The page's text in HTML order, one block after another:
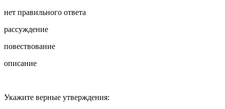
нет правильного ответа
рассуждение
повествование
описание
Укажите верные утверждения: